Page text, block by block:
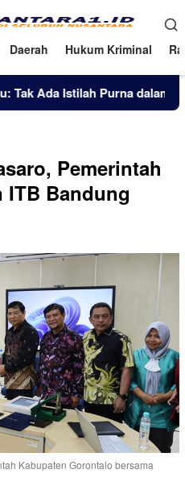
Daerah Hukum Kriminal
Purna dalam Semangat
Pemerintah
ITB Bandung
Kabupaten Gorontalo bersama